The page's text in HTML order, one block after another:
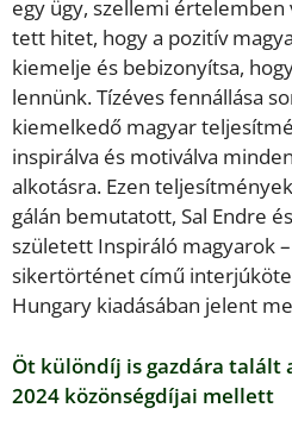
egy ügy, szellemi
tett hitet, hogy a pozitív
kiemelje és bebizonyítsa,
lennünk. Tízéves fennállása
kiemelkedő magyar
inspirálva és motiválva
alkotásra. Ezen
gálán bemutatott, Sal Endre
született Inspiráló magyarok
sikertörténet című
Hungary kiadásában jelent
Öt különdíj is gazdára talált
2024 közönségdíjai mellett